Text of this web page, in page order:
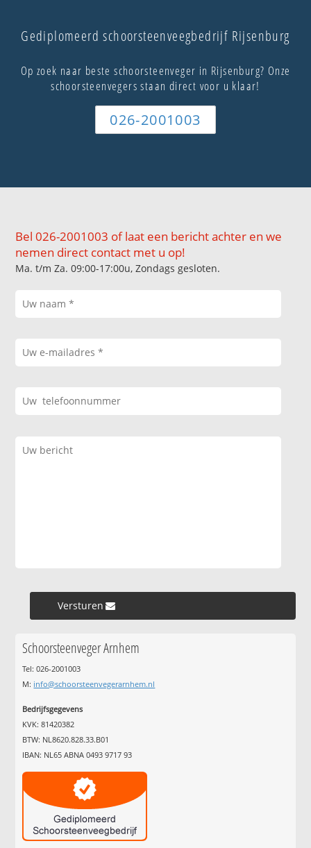
Gediplomeerd schoorsteenveegbedrijf Rijsenburg
Op zoek naar beste schoorsteenveger in Rijsenburg? Onze
schoorsteenvegers staan direct voor u klaar!
026-2001003
Bel 026-2001003 of laat een bericht achter en we
nemen direct contact met u op!
Ma. t/m Za. 09:00-17:00u, Zondags gesloten.
Versturen »
Schoorsteenveger Arnhem
Tel: 026-2001003
M: info@schoorsteenvegerarnhem.nl
Bedrijfsgegevens
KVK: 81420382
BTW: NL8620.828.33.B01
IBAN: NL65 ABNA 0493 9717 93